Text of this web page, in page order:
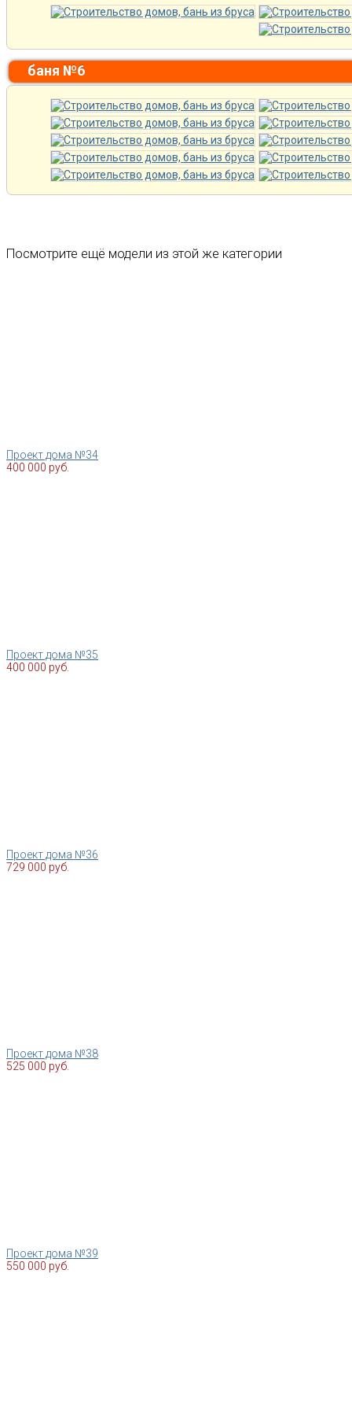
баня №6
Посмотрите ещё модели из этой же категории
Проект дома №34
400 000 руб.
Проект дома №35
400 000 руб.
Проект дома №36
729 000 руб.
Проект дома №38
525 000 руб.
Проект дома №39
550 000 руб.